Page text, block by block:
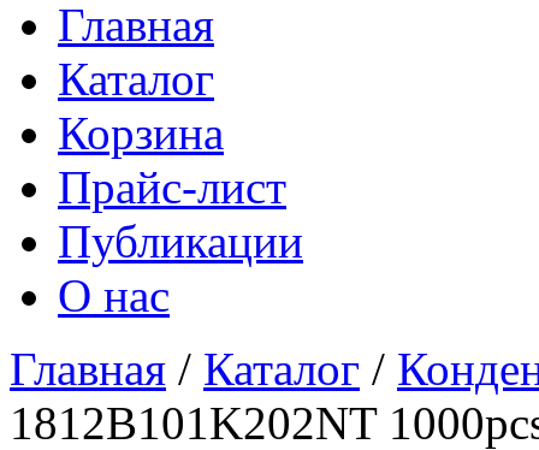
Главная
Каталог
Корзина
Прайс-лист
Публикации
О нас
Главная / Каталог /
1812B101K202NT